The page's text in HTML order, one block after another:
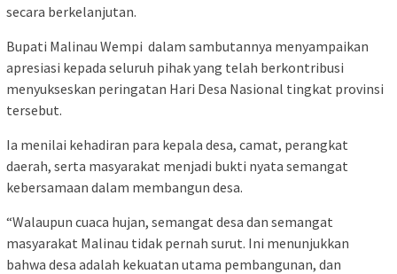
secara berkelanjutan.
Bupati Malinau Wempi dalam sambutannya menyampaikan
apresiasi kepada seluruh pihak yang telah berkontribusi
menyukseskan peringatan Hari Desa Nasional tingkat provinsi
tersebut.
Ia menilai kehadiran para kepala desa, camat, perangkat
daerah, serta masyarakat menjadi bukti nyata semangat
kebersamaan dalam membangun desa.
“Walaupun cuaca hujan, semangat desa dan semangat
masyarakat Malinau tidak pernah surut. Ini menunjukkan
bahwa desa adalah kekuatan utama pembangunan, dan